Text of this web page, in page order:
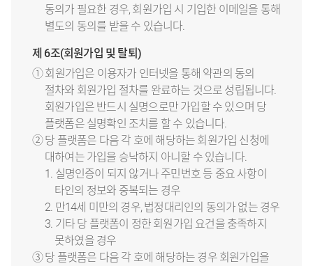
동의가 필요한 경우, 회원가입 시 기입한 이메일을 통해
별도의 동의를 받을 수 있습니다.
제 6조(회원가입 및 탈퇴)
① 회원가입은 이용자가 인터넷을 통해 약관의 동의
절차와 회원가입 절차를 완료하는 것으로 성립됩니다.
회원가입은 반드시 실명으로만 가입할 수 있으며 당
플랫폼은 실명확인 조치를 할 수 있습니다.
② 당 플랫폼은 다음 각 호에 해당하는 회원가입 신청에
대하여는 가입을 승낙하지 아니할 수 있습니다.
1. 실명인증이 되지 않거나 주민번호 등 중요 사항이
타인의 정보와 중복되는 경우
2. 만14세 미만의 경우, 법정대리인의 동의가 없는 경우
3. 기타 당 플랫폼이 정한 회원가입 요건을 충족하지
못하였을 경우
③ 당 플랫폼은 다음 각 호에 해당하는 경우 회원가입을